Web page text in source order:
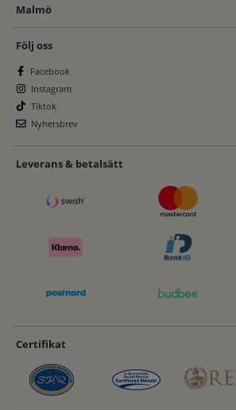
Malmö
Följ oss
Facebook
Instagram
Tiktok
Nyhetsbrev
Leverans & betalsätt
Certifikat